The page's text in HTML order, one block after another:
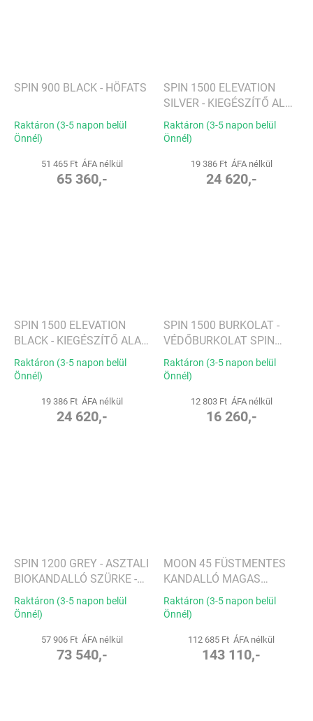
SPIN 900 BLACK - HÖFATS
Raktáron (3-5 napon belül
Önnél)
51 465 Ft ÁFA nélkül
65 360,-
SPIN 1500 ELEVATION
SILVER - KIEGÉSZÍTŐ ALAP,
EZÜST - HÖFATS
Raktáron (3-5 napon belül
Önnél)
19 386 Ft ÁFA nélkül
24 620,-
SPIN 1500 ELEVATION
BLACK - KIEGÉSZÍTŐ ALAP,
FEKETE - HÖFATS
Raktáron (3-5 napon belül
Önnél)
19 386 Ft ÁFA nélkül
24 620,-
SPIN 1500 BURKOLAT -
VÉDŐBURKOLAT SPIN
1500 BIOKANDALLÓKHOZ
- HÖFATS
Raktáron (3-5 napon belül
Önnél)
12 803 Ft ÁFA nélkül
16 260,-
SPIN 1200 GREY - ASZTALI
BIOKANDALLÓ SZÜRKE -
HÖFATS
Raktáron (3-5 napon belül
Önnél)
57 906 Ft ÁFA nélkül
73 540,-
MOON 45 FÜSTMENTES
KANDALLÓ MAGAS
TALPPAL - HÖFATS
Raktáron (3-5 napon belül
Önnél)
112 685 Ft ÁFA nélkül
143 110,-